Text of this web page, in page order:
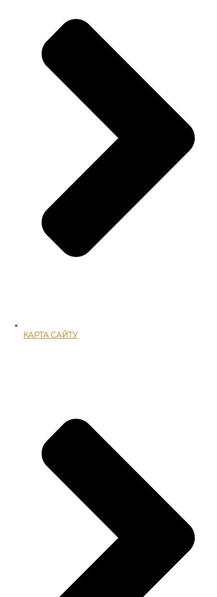
КАРТА САЙТУ